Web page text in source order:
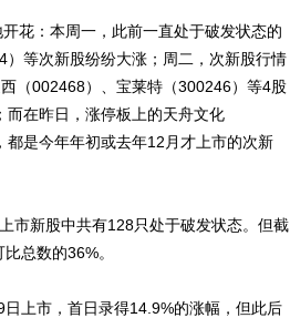
花：本周一，此前一直处于破发状态的
等次新股纷纷大涨；周二，次新股行情
（002468）、宝莱特（300246）等4股
在昨日，涨停板上的天舟文化
都是今年年初或去年12月才上市的次新
新股中共有128只处于破发状态。但截
总数的36%。
上市，首日录得14.9%的涨幅，但此后